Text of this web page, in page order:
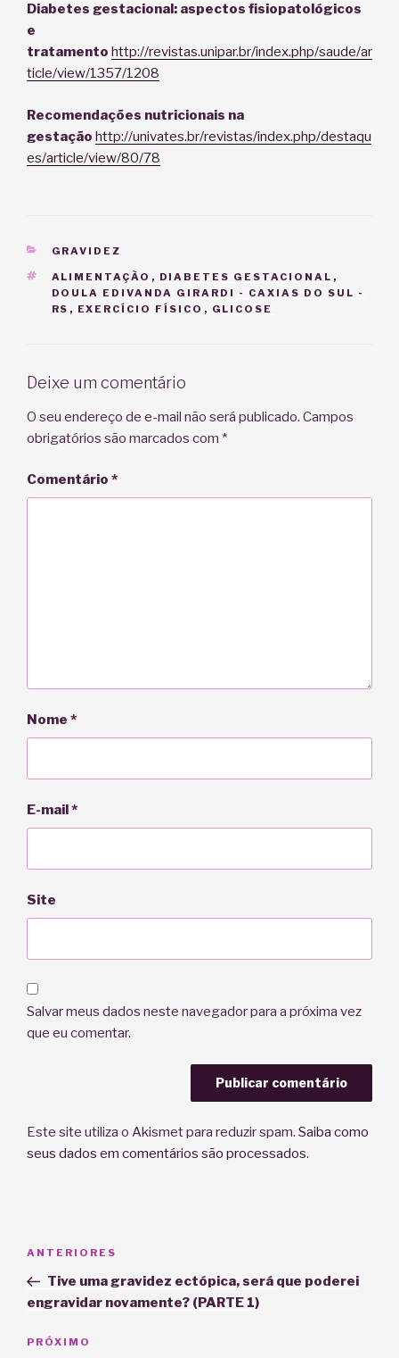
Diabetes gestacional: aspectos fisiopatológicos
e
tratamento http://revistas.unipar.br/index.php/saude/ar
ticle/view/1357/1208
Recomendações nutricionais na
gestação http://univates.br/revistas/index.php/destaqu
es/article/view/80/78
CATEGORIAS
GRAVIDEZ
TAGS
ALIMENTAÇÃO , DIABETES GESTACIONAL ,
DOULA EDIVANDA GIRARDI - CAXIAS DO SUL -
RS , EXERCÍCIO FÍSICO , GLICOSE
Deixe um comentário
O seu endereço de e-mail não será publicado. Campos
obrigatórios são marcados com *
Comentário *
Nome *
E-mail*
Site
Salvar meus dados neste navegador para a próxima vez
que eu comentar.
Este site utiliza o Akismet para reduzir spam. Saiba como
seus dados em comentários são processados.
Post
Post
anterior
ANTERIORES
Tive uma gravidez ectópica, será que poderei
engravidar novamente? (PARTE 1)
Próximo
PRÓXIMO